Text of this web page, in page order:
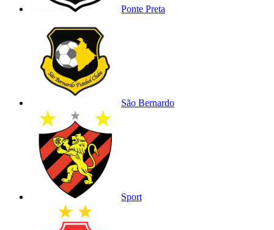
Ponte Preta
São Bernardo
Sport